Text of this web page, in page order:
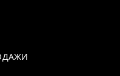
террасе
некрополя